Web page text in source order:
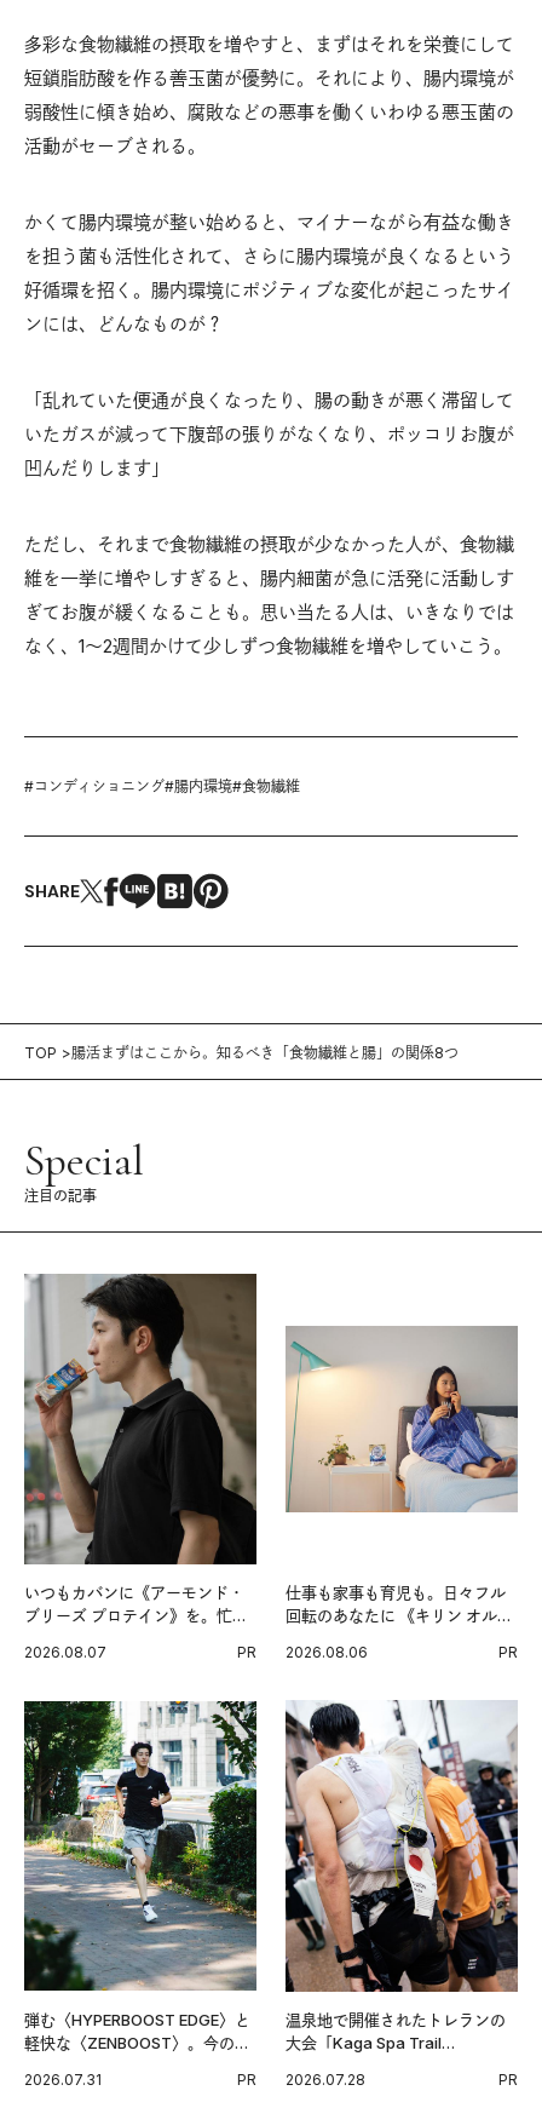
多彩な食物繊維の摂取を増やすと、まずはそれを栄養にして
短鎖脂肪酸を作る善玉菌が優勢に。それにより、腸内環境が
弱酸性に傾き始め、腐敗などの悪事を働くいわゆる悪玉菌の
活動がセーブされる。
かくて腸内環境が整い始めると、マイナーながら有益な働き
を担う菌も活性化されて、さらに腸内環境が良くなるという
好循環を招く。腸内環境にポジティブな変化が起こったサイ
ンには、どんなものが？
「乱れていた便通が良くなったり、腸の動きが悪く滞留して
いたガスが減って下腹部の張りがなくなり、ポッコリお腹が
凹んだりします」
ただし、それまで食物繊維の摂取が少なかった人が、食物繊
維を一挙に増やしすぎると、腸内細菌が急に活発に活動しす
ぎてお腹が緩くなることも。思い当たる人は、いきなりでは
なく、1〜2週間かけて少しずつ食物繊維を増やしていこう。
#コンディショニング#腸内環境#食物繊維
SHARE
TOP 腸活まずはここから。知るべき「食物繊維と腸」の関係8つ
Special
注目の記事
いつもカバンに《アーモンド・
ブリーズ プロテイン》を。忙し
グ習慣。
2026.08.07 PR
仕事も家事も育児も。日々フル
回転のあなたに 《キリン オルニ
2026.08.06 PR
弾む〈HYPERBOOST EDGE〉と
軽快な〈ZENBOOST〉。今の時
出した新機軸。
2026.07.31 PR
温泉地で開催されたトレランの
大会「Kaga Spa Trail
戦を夢見るランナーたちの奮闘
2026.07.28 PR